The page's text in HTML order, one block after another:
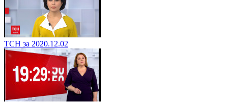
ТСН за 2020.12.02